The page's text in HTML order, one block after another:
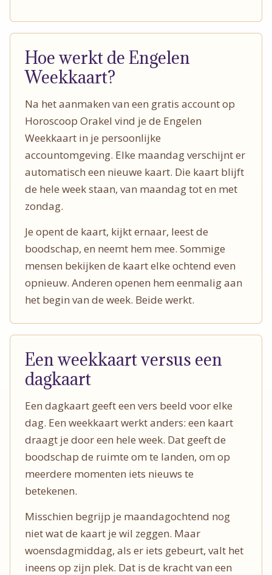
Hoe werkt de Engelen
Weekkaart?
Na het aanmaken van een gratis account op
Horoscoop Orakel vind je de Engelen
Weekkaart in je persoonlijke
accountomgeving. Elke maandag verschijnt er
automatisch een nieuwe kaart. Die kaart blijft
de hele week staan, van maandag tot en met
zondag.
Je opent de kaart, kijkt ernaar, leest de
boodschap, en neemt hem mee. Sommige
mensen bekijken de kaart elke ochtend even
opnieuw. Anderen openen hem eenmalig aan
het begin van de week. Beide werkt.
Een weekkaart versus een
dagkaart
Een dagkaart geeft een vers beeld voor elke
dag. Een weekkaart werkt anders: een kaart
draagt je door een hele week. Dat geeft de
boodschap de ruimte om te landen, om op
meerdere momenten iets nieuws te
betekenen.
Misschien begrijp je maandagochtend nog
niet wat de kaart je wil zeggen. Maar
woensdagmiddag, als er iets gebeurt, valt het
ineens op zijn plek. Dat is de kracht van een